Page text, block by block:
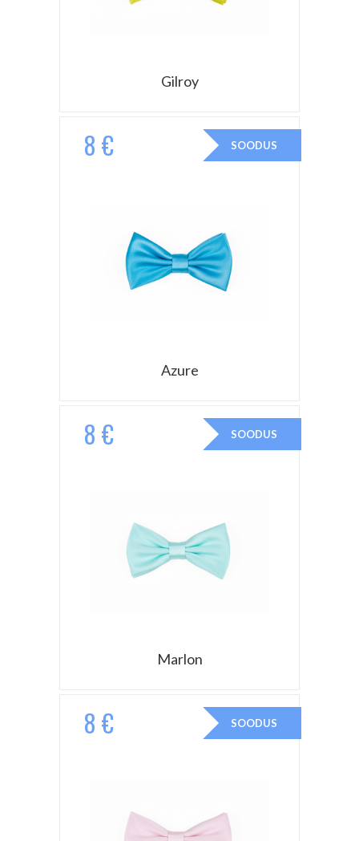
Gilroy
SOODUS
8 €
Azure
SOODUS
8 €
Marlon
SOODUS
8 €